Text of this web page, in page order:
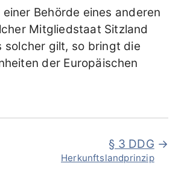
Behörde eines anderen
Mitgliedstaat Sitzland
solcher gilt, so bringt die
der Europäischen
§ 3 DDG
Herkunftslandprinzip